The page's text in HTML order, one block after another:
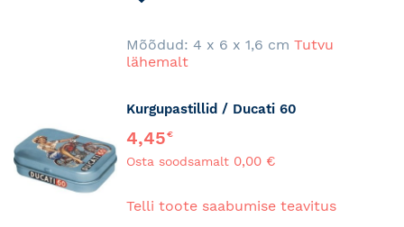
Mõõdud: 4 x 6 x 1,6 cm Tutvu
lähemalt
Kurgupastillid / Ducati 60
4,45€
Osta soodsamalt 0,00 €
Telli toote saabumise teavitus